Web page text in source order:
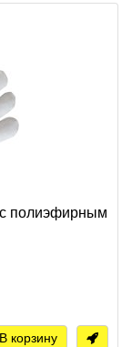
полиэфирным
В корзину